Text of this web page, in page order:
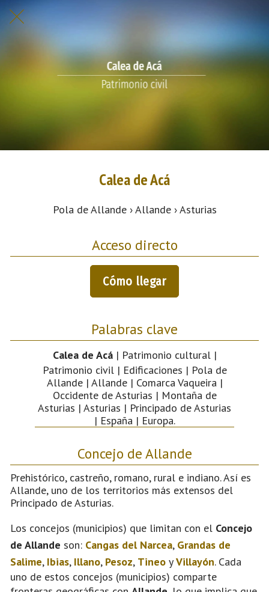
Calea de Acá
Pola de Allande › Allande › Asturias
Acceso directo
Cómo llegar
Palabras clave
Calea de Acá| Patrimonio cultural |
Patrimonio civil | Edificaciones | Pola de
Allande | Allande | Comarca Vaqueira |
Occidente de Asturias | Montaña de
Asturias | Asturias | Principado de Asturias
| España | Europa.
Concejo de Allande
Prehistórico, castreño, romano, rural e indiano. Así es
Allande, uno de los territorios más extensos del
Principado de Asturias.
Los concejos (municipios) que limitan con el Concejo
de Allande son: Cangas del Narcea, Grandas de
Salime, Ibias, Illano, Pesoz, Tineo yVillayón. Cada
uno de estos concejos (municipios) comparte